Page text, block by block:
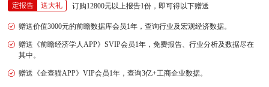
定报告 送大礼 订购12800元以上报告1份，即可得以下赠送
赠送价值3000元的前瞻数据库会员1年，查询行业及宏观经济数据。
赠送《前瞻经济学人APP》SVIP会员1年，免费报告、行业分析及数据尽在
其中。
赠送《企查猫APP》VIP会员1年，查询3亿+工商企业数据。